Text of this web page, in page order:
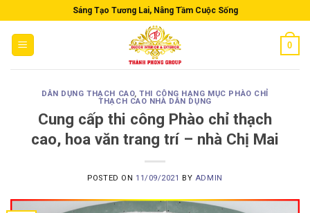
to
content
Sáng Tạo Tương Lai, Nâng Tầm Cuộc Sống
0
DÂN DỤNG THẠCH CAO,THI CÔNG HẠNG MỤC PHÀO CHỈ
THẠCH CAO NHÀ DÂN DỤNG
Cung cấp thi công Phào chỉ thạch
cao, hoa văn trang trí – nhà Chị Mai
POSTED ON 11/09/2021 BY ADMIN